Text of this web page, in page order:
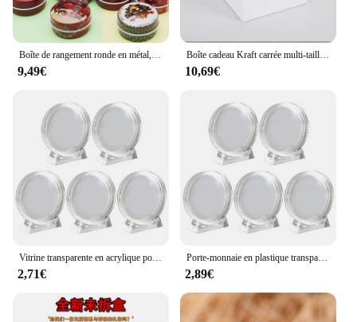
9,49€
Boîte cadeau Kraft carrée multi-taille, 20/50 pièces, noir, blanc, marron, emballage pliable, boîte à proposition pour fête d'anniversaire de la mariée
10,69€
2,71€
Porte-monnaie en plastique transparent, vitrine en acrylique, boîte de protection pour médaille commémorative, boîte de collecte 17-38mm, 4cm, 5 pièces
2,89€